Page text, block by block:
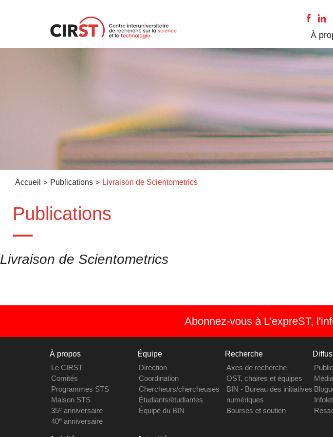
À
Accueil > Publications > Livraison de Scientometrics
Publications
Livraison de Scientometrics
Abonnez-vous à L’expreST,
À propos
Le CIRST
Comités
Programmes STS
Maison STS
35eanniversaire
40eanniversaire
Équipe
Direction
Coordination
Chercheurs/chercheuses
Étudiants/étudiantes
Équipe du BIN
Recherche
Axes de recherche
OST, chaires et équipes
BIN - Bureau des initiatives
numériques
Bourses et soutien